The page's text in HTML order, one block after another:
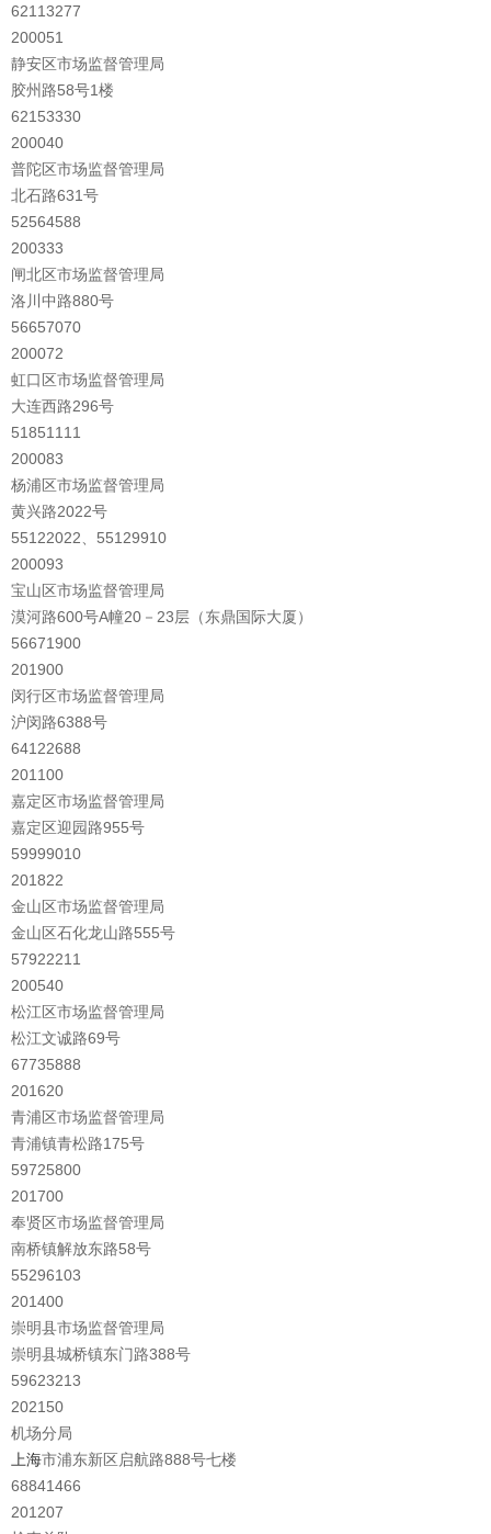
62113277
200051
静安区市场监督管理局
胶州路58号1楼
62153330
200040
普陀区市场监督管理局
北石路631号
52564588
200333
闸北区市场监督管理局
洛川中路880号
56657070
200072
虹口区市场监督管理局
大连西路296号
51851111
200083
杨浦区市场监督管理局
黄兴路2022号
55122022、55129910
200093
宝山区市场监督管理局
漠河路600号A幢20－23层（东鼎国际大厦）
56671900
201900
闵行区市场监督管理局
沪闵路6388号
64122688
201100
嘉定区市场监督管理局
嘉定区迎园路955号
59999010
201822
金山区市场监督管理局
金山区石化龙山路555号
57922211
200540
松江区市场监督管理局
松江文诚路69号
67735888
201620
青浦区市场监督管理局
青浦镇青松路175号
59725800
201700
奉贤区市场监督管理局
南桥镇解放东路58号
55296103
201400
崇明县市场监督管理局
崇明县城桥镇东门路388号
59623213
202150
机场分局
上海市浦东新区启航路888号七楼
68841466
201207